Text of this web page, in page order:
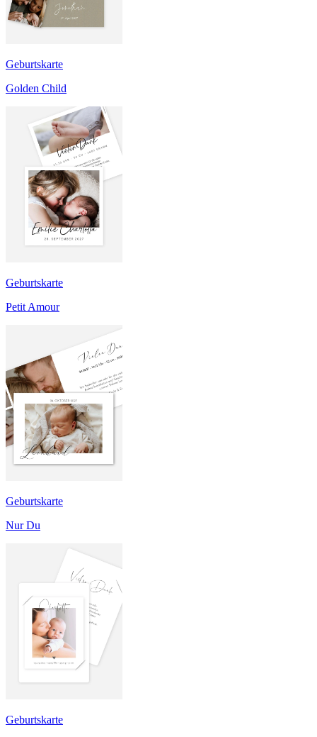
Geburtskarte
Golden Child
Geburtskarte
Petit Amour
Geburtskarte
Nur Du
Geburtskarte